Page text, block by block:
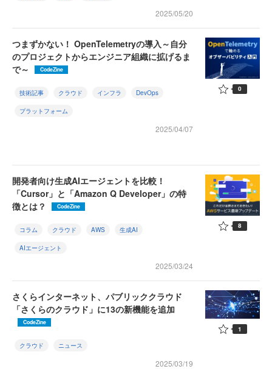
2025/05/20
つまずかない！ OpenTelemetryの導入～自分
のプロジェクトからエンジニア組織に拡げるま
で～
CodeZine
技術記事 クラウド インフラ DevOps
プラットフォーム
2025/04/07
0
開発者向け生成AIエージェントを比較！
「Cursor」と「Amazon Q Developer」の特
徴とは？
CodeZine
コラム クラウド AWS 生成AI
AIエージェント
2025/03/24
8
さくらインターネット、パブリッククラウド
「さくらのクラウド」に13の新機能を追加
CodeZine
クラウド ニュース
2025/03/19
1